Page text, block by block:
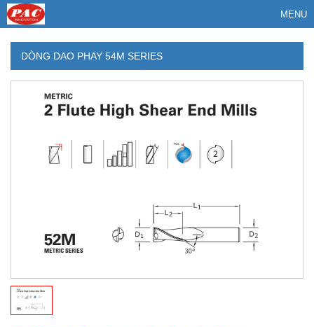
MENU
DÒNG DAO PHAY 54M SERIES